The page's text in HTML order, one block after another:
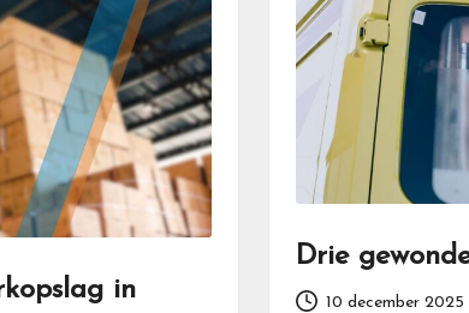
Drie
10 december 2025
in